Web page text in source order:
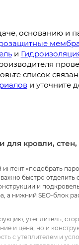
основанию и
и
список
и уточните
кровли,
интент «подобрать
быстро отделить
и
а нижний SEO-блок
утеплитель,
и цена, но и
с утеплителем и